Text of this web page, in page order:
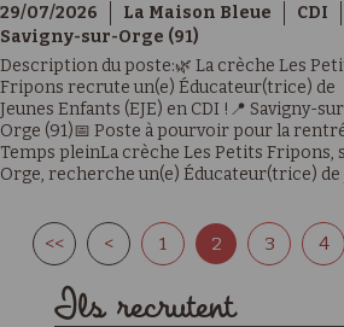
29/07/2026 La Maison Bleue
CDI
Savigny-sur-Orge (91)
Description du poste:🌿 La crèche Les
Fripons recrute un(e) Éducateur(trice) de
Jeunes Enfants (EJE) en CDI !📍 Savigny-
Orge (91)📅 Poste à pourvoir pour la
Temps pleinLa crèche Les Petits Fripons,
Orge, recherche un(e) Éducateur(trice) de
<< < 1 2 3 4
Ils recrutent